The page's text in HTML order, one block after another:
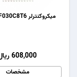
میکروکنترلر STM32F030C8T6
608,000 ریال
مشخصات